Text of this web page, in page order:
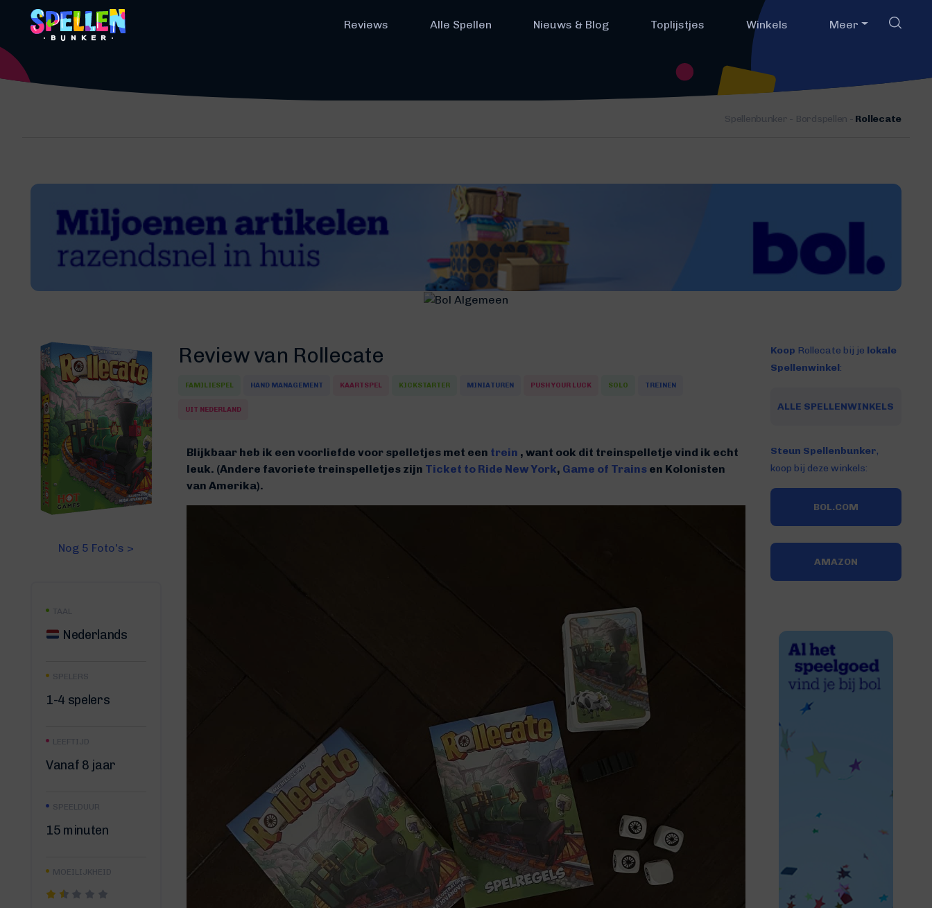
Reviews Alle Spellen Nieuws & Blog Toplijstjes Winkels Meer
Spellenbunker - Bordspellen - Rollecate
Nog 5 Foto's >
TAAL
Nederlands
SPELERS
1-4 spelers
LEEFTIJD
Vanaf 8 jaar
SPEELDUUR
15 minuten
MOEILIJKHEID
Review van Rollecate
FAMILIESPEL HAND MANAGEMENT KAARTSPEL KICKSTARTER MINIATUREN PUSH YOUR LUCK SOLO TREINEN
UIT NEDERLAND
Blijkbaar heb ik een voorliefde voor spelletjes met een trein , want ook dit treinspelletje vind ik echt
leuk. (Andere favoriete treinspelletjes zijn Ticket to Ride New York, Game of Trains en Kolonisten
van Amerika).
Koop Rollecate bij je lokale
Spellenwinkel:
ALLE SPELLENWINKELS
Steun Spellenbunker,
koop bij deze winkels:
BOL.COM
AMAZON